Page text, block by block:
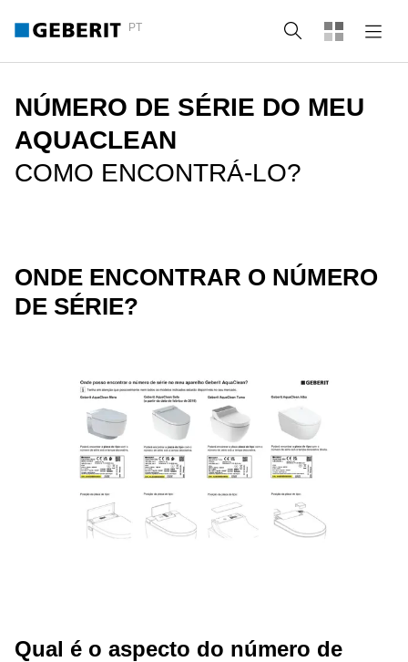
PT Pesquisa
NÚMERO DE SÉRIE DO MEU
AQUACLEAN
COMO ENCONTRÁ-LO?
ONDE ENCONTRAR O NÚMERO
DE SÉRIE?
Qual é o aspecto do número de